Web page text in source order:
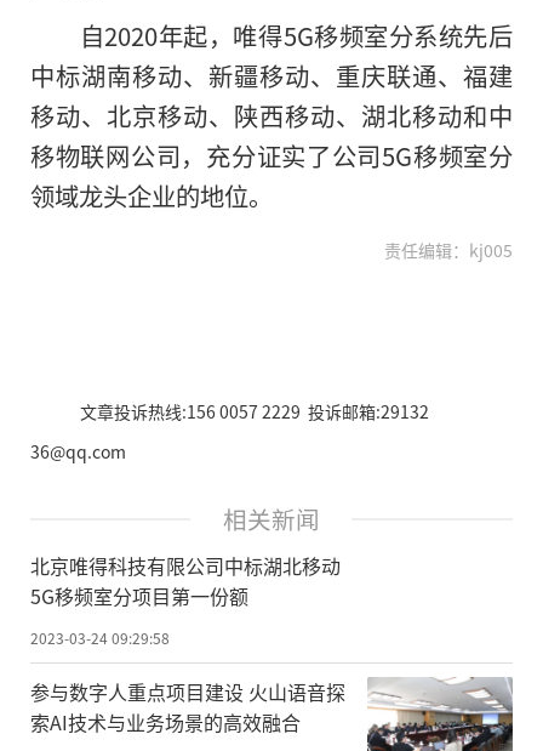
自2020年起，唯得5G移频室分系统先后
中标湖南移动、新疆移动、重庆联通、福建
移动、北京移动、陕西移动、湖北移动和中
移物联网公司，充分证实了公司5G移频室分
领域龙头企业的地位。
责任编辑：kj005
文章投诉热线:156 0057 2229 投诉邮箱:29132
36@qq.com
相关新闻
北京唯得科技有限公司中标湖北移动
5G移频室分项目第一份额
2023-03-24 09:29:58
参与数字人重点项目建设 火山语音探
索AI技术与业务场景的高效融合